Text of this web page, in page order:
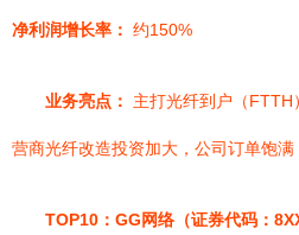
净利润增长率： 约150%
业务亮点： 主打光纤到户（
营商光纤改造投资加大，公司订单饱满
TOP10：GG网络（证券代码：